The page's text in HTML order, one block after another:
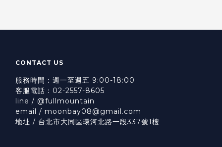
CONTACT US
服務時間：週一至週五 9:00-18:00
客服電話：02-2557-8605
line / @fullmountain
email / moonbay08@gmail.com
地址 / 台北市大同區環河北路一段337號1樓